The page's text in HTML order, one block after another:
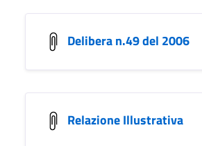
Delibera n.49 del 2006
Relazione Illustrativa